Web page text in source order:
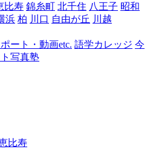
比
比寿 錦糸町 北千住 八王子 昭和
浜 柏 川口 自由が丘 川越
ート・動画etc. 語学カレッジ 今
写真塾
比寿